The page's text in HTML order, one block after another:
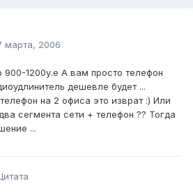
марта, 2006
900-1200у.е А вам просто телефон
дешевле будет ...
на 2 офиса это изврат :) Или
сегмента сети + телефон ?? Тогда
...